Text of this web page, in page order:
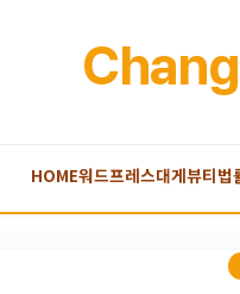
HOME워드프레스대게뷰티법